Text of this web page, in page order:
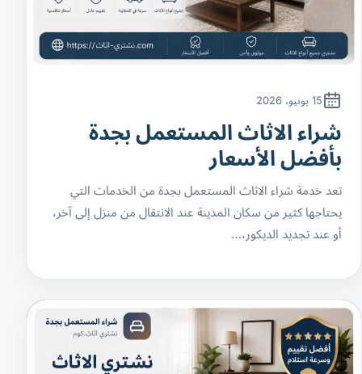
15 يونيو، 2026
شراء الاثاث المستعمل بجدة
بأفضل الأسعار
تعد خدمة شراء الاثاث المستعمل بجدة من الخدمات التي
يحتاجها كثير من سكان المدينة عند الانتقال من منزل إلى آخر،
أو عند تجديد الديكور،…